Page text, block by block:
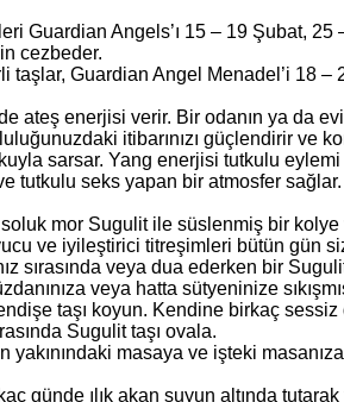
Guardian Angels’ı 15 – 19 Şubat,
cezbeder.
taşlar, Guardian Angel Menadel’i 18
ateş enerjisi verir. Bir odanın ya da
itibarınızı güçlendirir ve
sarsar. Yang enerjisi tutkulu
tutkulu seks yapan bir atmosfer sağlar.
mor Sugulit ile süslenmiş bir kolye
ve iyileştirici titreşimleri bütün gün
sırasında veya dua ederken bir
veya hatta sütyeninize
taşı koyun. Kendine birkaç
Sugulit taşı ovala.
yakınındaki masaya ve işteki
günde ılık akan suyun altında